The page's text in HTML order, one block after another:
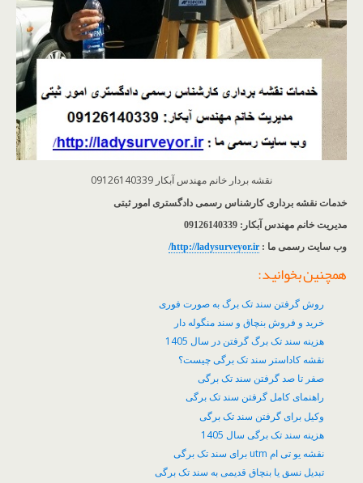
نقشه بردار خانم مهندس آبکار 09126140339
خدمات نقشه برداری کارشناس رسمی دادگستری امور ثبتی
مدیریت خانم مهندس آبکار: 09126140339
وب سایت رسمی ما : http://ladysurveyor.ir
/
همچنین بخوانید:
روش گرفتن سند تک برگ به صورت فوری
خرید و فروش بنچاق و سند منگوله دار
هزینه سند تک برگ گرفتن در سال 1405
نقشه کاداستر سند تک برگی چیست؟
صفر تا صد گرفتن سند تک برگی
راهنمای کامل گرفتن سند تک برگی
وکیل برای گرفتن سند تک برگی
هزینه سند تک برگی سال 1405
نقشه یو تی ام utm برای سند تک برگی
تبدیل نسق یا بنچاق قدیمی به سند تک برگی